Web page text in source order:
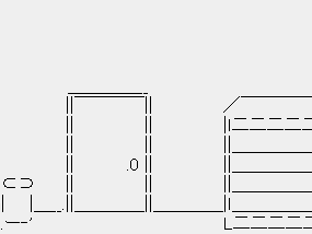
￣|| ／￣￣￣
|ｌ二二二二二
|| ||＿＿＿＿＿
|| || ||＿＿＿＿
__.||＿＿＿＿||＿＿＿＿|ｌ＿
||.ー‐' L二二二二二｣|＿||